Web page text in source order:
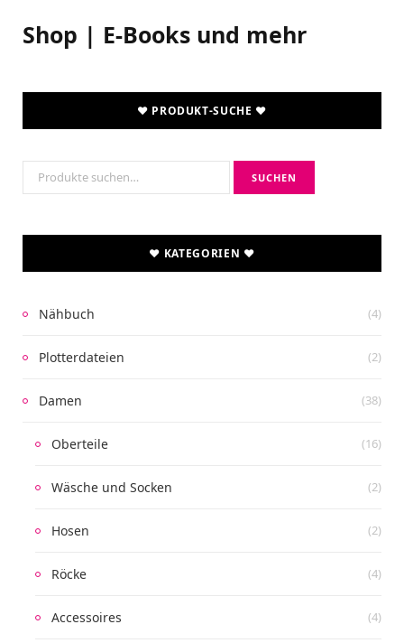
Shop | E-Books und mehr
♥ PRODUKT-SUCHE ♥
Suche
nach:
SUCHEN
♥ KATEGORIEN ♥
Nähbuch (4)
Plotterdateien (2)
Damen (38)
Oberteile (16)
Wäsche und Socken (2)
Hosen (2)
Röcke (4)
Accessoires (4)